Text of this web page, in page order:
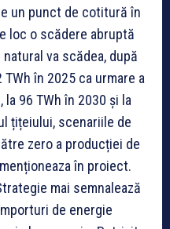
un punct de cotitură în
loc o scădere abruptă
va scădea, după
în 2025 ca urmare a
96 TWh în 2030 și la
țițeiului, scenariile de
zero a producției de
în proiect.
mai semnalează
de energie